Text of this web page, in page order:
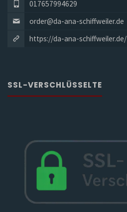
017657994629
order@da-ana-schiffweiler.de
https://da-ana-schiffweiler.de/
SSL-VERSCHLÜSSELTE